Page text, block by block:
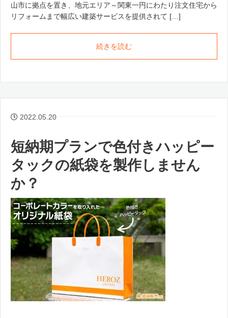
山市に拠点を置き、地元エリア～関東一円にわたり注文住宅から
リフォームまで幅広い建築サービスを提供されて […]
続きを読む
2022.05.20
短納期プランで色付きハッピー
タックの紙袋を製作しません
か？